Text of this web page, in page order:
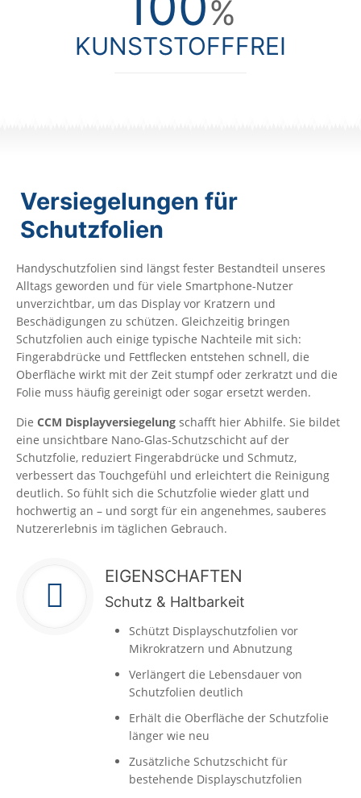
%
KUNSTSTOFFFREI
Versiegelungen für
Schutzfolien
Handyschutzfolien sind längst fester Bestandteil unseres
Alltags geworden und für viele Smartphone-Nutzer
unverzichtbar, um das Display vor Kratzern und
Beschädigungen zu schützen. Gleichzeitig bringen
Schutzfolien auch einige typische Nachteile mit sich:
Fingerabdrücke und Fettflecken entstehen schnell, die
Oberfläche wirkt mit der Zeit stumpf oder zerkratzt und die
Folie muss häufig gereinigt oder sogar ersetzt werden.
Die CCM Displayversiegelung schafft hier Abhilfe. Sie bildet
eine unsichtbare Nano-Glas-Schutzschicht auf der
Schutzfolie, reduziert Fingerabdrücke und Schmutz,
verbessert das Touchgefühl und erleichtert die Reinigung
deutlich. So fühlt sich die Schutzfolie wieder glatt und
hochwertig an – und sorgt für ein angenehmes, sauberes
Nutzererlebnis im täglichen Gebrauch.
EIGENSCHAFTEN
Schutz & Haltbarkeit
Schützt Displayschutzfolien vor
Mikrokratzern und Abnutzung
Verlängert die Lebensdauer von
Schutzfolien deutlich
Erhält die Oberfläche der Schutzfolie
länger wie neu
Zusätzliche Schutzschicht für
bestehende Displayschutzfolien